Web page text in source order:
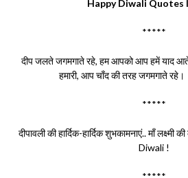
Happy Diwali Quotes
*****
दीप जलते जगमगाते रहे, हम आपको आप हमें याद
हमारी, आप चाँद की तरह जगमगाते
*****
दीपावली की हार्दिक-हार्दिक शुभकामनाएं.. माँ
Diwali !